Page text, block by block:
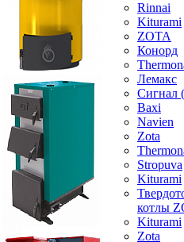
Rinnai
Kiturami
ZOTA
Конорд
Лемакс
Baxi
Navien
Zota
Stropuva
Kiturami
котлы
Kiturami
Zota